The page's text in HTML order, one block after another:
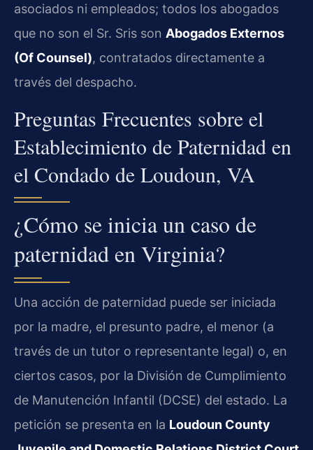
asociados ni empleados; todos los abogados
que no son el Sr. Sris son Abogados Externos
(Of Counsel), contratados directamente a
través del despacho.
Preguntas Frecuentes sobre el
Establecimiento de Paternidad en
el Condado de Loudoun, VA
¿Cómo se inicia un caso de
paternidad en Virginia?
Una acción de paternidad puede ser iniciada
por la madre, el presunto padre, el menor (a
través de un tutor o representante legal) o, en
ciertos casos, por la División de Cumplimiento
de Manutención Infantil (DCSE) del estado. La
petición se presenta en la Loudoun County